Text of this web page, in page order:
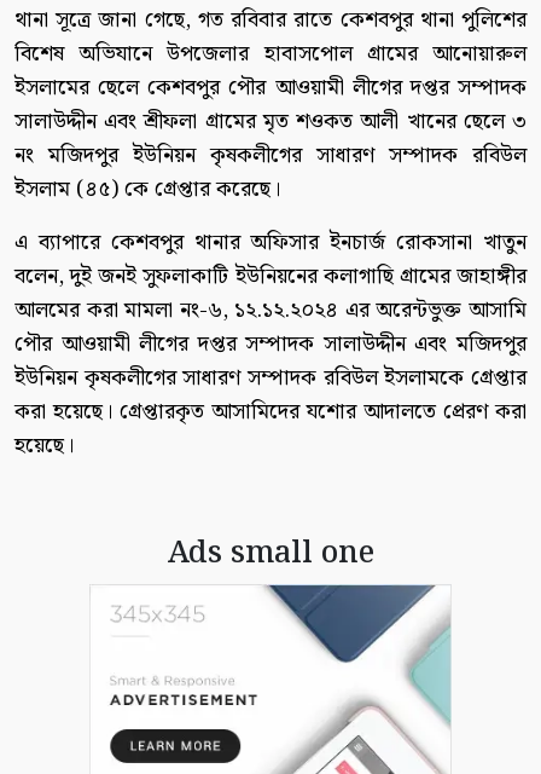
থানা সূত্রে জানা গেছে, গত রবিবার রাতে কেশবপুর থানা পুলিশের
বিশেষ অভিযানে উপজেলার হাবাসপোল গ্রামের আনোয়ারুল
ইসলামের ছেলে কেশবপুর পৌর আওয়ামী লীগের দপ্তর সম্পাদক
সালাউদ্দীন এবং শ্রীফলা গ্রামের মৃত শওকত আলী খানের ছেলে ৩
নং মজিদপুর ইউনিয়ন কৃষকলীগের সাধারণ সম্পাদক রবিউল
ইসলাম (৪৫) কে গ্রেপ্তার করেছে।
এ ব্যাপারে কেশবপুর থানার অফিসার ইনচার্জ রোকসানা খাতুন
বলেন, দুই জনই সুফলাকাটি ইউনিয়নের কলাগাছি গ্রামের জাহাঙ্গীর
আলমের করা মামলা নং-৬, ১২.১২.২০২৪ এর অরেন্টভুক্ত আসামি
পৌর আওয়ামী লীগের দপ্তর সম্পাদক সালাউদ্দীন এবং মজিদপুর
ইউনিয়ন কৃষকলীগের সাধারণ সম্পাদক রবিউল ইসলামকে গ্রেপ্তার
করা হয়েছে। গ্রেপ্তারকৃত আসামিদের যশোর আদালতে প্রেরণ করা
হয়েছে।
Ads small one